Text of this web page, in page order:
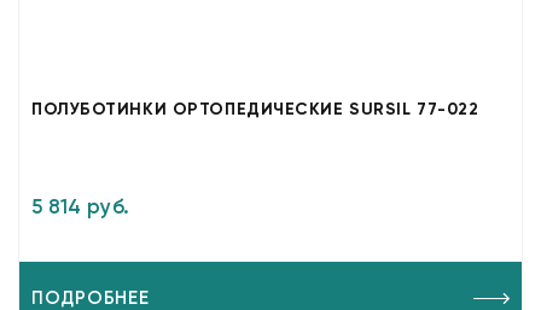
ПОЛУБОТИНКИ ОРТОПЕДИЧЕСКИЕ SURSIL 77-022
5 814 руб.
ПОДРОБНЕЕ